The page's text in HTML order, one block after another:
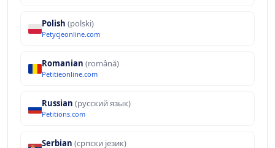
Polish (polski)
Petycjeonline.com
Romanian (română)
Petitieonline.com
Russian (русский язык)
Petitions.com
Serbian (српски језик)